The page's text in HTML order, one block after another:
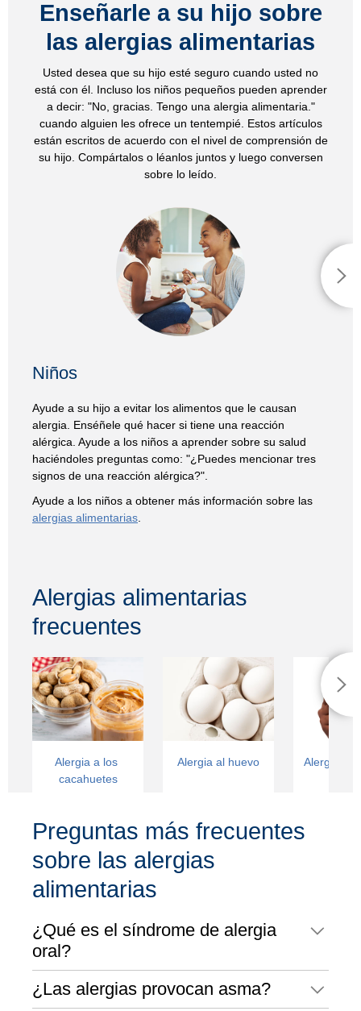
Enseñarle a su hijo sobre
las alergias alimentarias
Usted desea que su hijo esté seguro cuando usted no
está con él. Incluso los niños pequeños pueden aprender
a decir: "No, gracias. Tengo una alergia alimentaria."
cuando alguien les ofrece un tentempié. Estos artículos
están escritos de acuerdo con el nivel de comprensión de
su hijo. Compártalos o léanlos juntos y luego conversen
sobre lo leído.
Niños
Ayude a su hijo a evitar los alimentos que le causan
alergia. Enséñele qué hacer si tiene una reacción
alérgica. Ayude a los niños a aprender sobre su salud
haciéndoles preguntas como: "¿Puedes mencionar tres
signos de una reacción alérgica?".
Ayude a los niños a obtener más información sobre las
alergias alimentarias.
Alergias alimentarias
frecuentes
Alergia a los
cacahuetes
Alergia al huevo
Alergia a
Preguntas más frecuentes
sobre las alergias
alimentarias
¿Qué es el síndrome de alergia
oral?
¿Las alergias provocan asma?